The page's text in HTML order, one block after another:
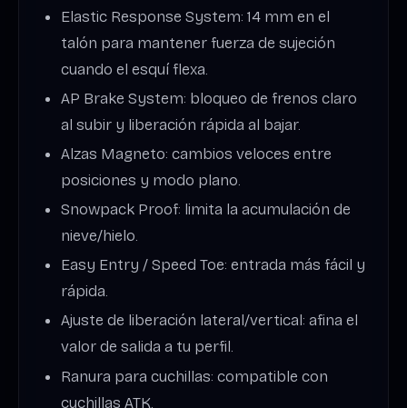
Elastic Response System: 14 mm en el
talón para mantener fuerza de sujeción
cuando el esquí flexa.
AP Brake System: bloqueo de frenos claro
al subir y liberación rápida al bajar.
Alzas Magneto: cambios veloces entre
posiciones y modo plano.
Snowpack Proof: limita la acumulación de
nieve/hielo.
Easy Entry / Speed Toe: entrada más fácil y
rápida.
Ajuste de liberación lateral/vertical: afina el
valor de salida a tu perfil.
Ranura para cuchillas: compatible con
cuchillas ATK.